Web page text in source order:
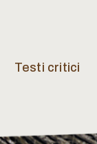
Testi critici